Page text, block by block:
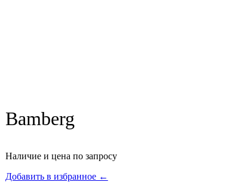
Bamberg
Наличие и цена по запросу
Добавить в избранное ←